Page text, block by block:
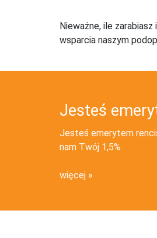
Nieważne, ile
wsparcia naszym
Jesteś
Jesteś emerytem
nam Twój 1,5%
więcej